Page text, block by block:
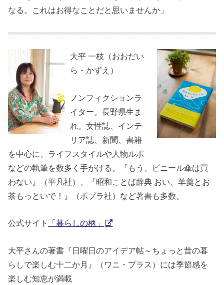
なる。これはお得なことだと思いませんか」
大平 一枝（おおだい
ら・かずえ）
ノンフィクションラ
イター。長野県生ま
れ。女性誌、インテ
リア誌、新聞、書籍
を中心に、ライフスタイルや人物ルポ
などの執筆を数多く手がける。『もう、ビニール傘は買
わない』（平凡社）、『昭和ことば辞典 おい、羊羹とお
茶もっといで！』（ポプラ社）など著書も多数。
公式サイト 「暮らしの柄」
大平さんの著書『日曜日のアイデア帖～ちょっと昔の暮
らしで楽しむ十二か月』（ワニ・プラス）には季節感を
楽しむ知恵が満載